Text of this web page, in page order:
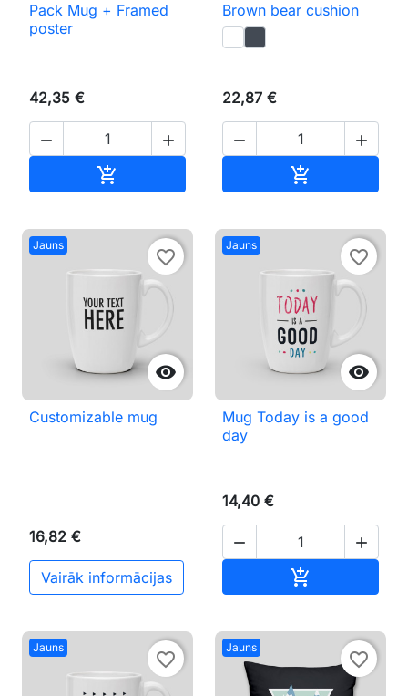
Pack Mug + Framed
poster
42,35 €
 

Brown bear cushion
22,87 €
 

Jauns

favorite_border
Customizable mug
16,82 €
Vairāk informācijas
Jauns

favorite_border
Mug Today is a good
day
14,40 €
 

Jauns
favorite_border
Jauns
favorite_border